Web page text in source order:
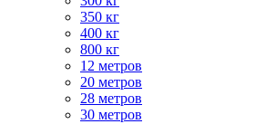
350 кг
400 кг
800 кг
12 метров
20 метров
28 метров
30 метров